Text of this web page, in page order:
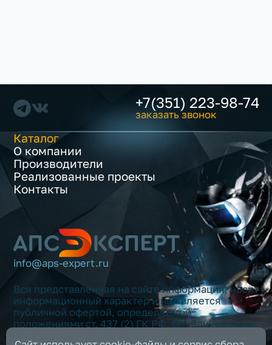
+7(351) 223-98-74
заказать звонок
Каталог
О компании
Производители
Реализованные проекты
Контакты
info@aps-expert.ru
Вся представленная на сайте информация, носит
информационный характер и не является
публичной офертой, определяемой
положениями ст. 437 (2) ГК РФ. Опубликованная